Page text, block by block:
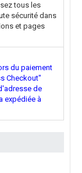
tous les
sécurité dans
et pages
du paiement
Checkout"
de
expédiée à